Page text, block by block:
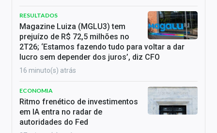
RESULTADOS
Magazine Luiza (MGLU3) tem
prejuízo de R$ 72,5 milhões no
2T26; ‘Estamos fazendo tudo para voltar a dar
lucro sem depender dos juros’, diz CFO
16 minuto(s) atrás
ECONOMIA
Ritmo frenético de investimentos
em IA entra no radar de
autoridades do Fed